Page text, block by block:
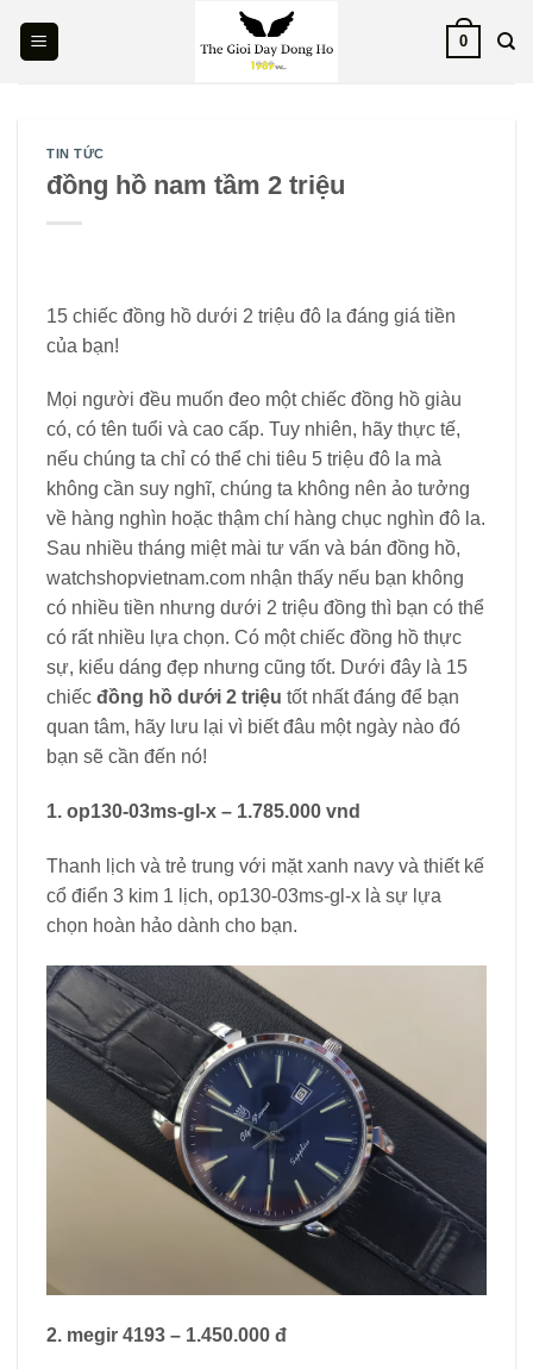
0
TIN TỨC
đồng hồ nam tầm 2 triệu
15 chiếc đồng hồ dưới 2 triệu đô la đáng giá tiền
của bạn!
Mọi người đều muốn đeo một chiếc đồng hồ giàu
có, có tên tuổi và cao cấp. Tuy nhiên, hãy thực tế,
nếu chúng ta chỉ có thể chi tiêu 5 triệu đô la mà
không cần suy nghĩ, chúng ta không nên ảo tưởng
về hàng nghìn hoặc thậm chí hàng chục nghìn đô la.
Sau nhiều tháng miệt mài tư vấn và bán đồng hồ,
watchshopvietnam.com nhận thấy nếu bạn không
có nhiều tiền nhưng dưới 2 triệu đồng thì bạn có thể
có rất nhiều lựa chọn. Có một chiếc đồng hồ thực
sự, kiểu dáng đẹp nhưng cũng tốt. Dưới đây là 15
chiếc đồng hồ dưới 2 triệu tốt nhất đáng để bạn
quan tâm, hãy lưu lại vì biết đâu một ngày nào đó
bạn sẽ cần đến nó!
1. op130-03ms-gl-x – 1.785.000 vnd
Thanh lịch và trẻ trung với mặt xanh navy và thiết kế
cổ điển 3 kim 1 lịch, op130-03ms-gl-x là sự lựa
chọn hoàn hảo dành cho bạn.
2. megir 4193 – 1.450.000 đ